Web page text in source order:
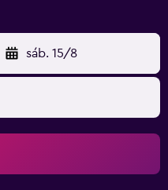
sáb. 15/8